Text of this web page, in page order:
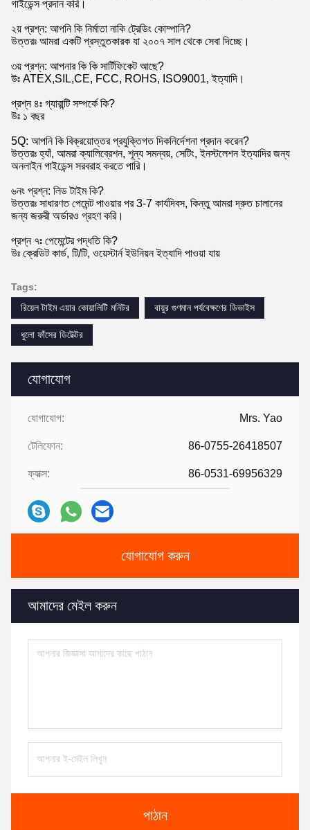
যোগাযোগ
যোগাযোগ: Mrs. Yao
টেলিফোন: 86-0755-26418507
ফ্যাক্স: 86-0531-69956329
যোগাযোগ করুন
আমাদের মেইল ​​করুন
পাঠান
গাইডেন্স প্রদান করি।
২য় প্রশ্ন: আপনি কি নির্মাতা নাকি ট্রেডিং কোম্পানি?
উত্তরঃ আমরা একটি প্রস্তুতকারক যা ২০০৭ সাল থেকে সেবা দিচ্ছে।
৩য় প্রশ্ন: আপনার কি কি সার্টিফিকেট আছে?
উঃ ATEX,SIL,CE, FCC, ROHS, ISO9001, ইত্যাদি।
প্রশ্ন ৪ঃ গ্যারান্টি সম্পর্কে কি?
উঃ ১ বছর
5Q: আপনি কি বিক্রয়োত্তর প্রযুক্তিগত দিকনির্দেশনা প্রদান করেন?
উত্তরঃ হ্যাঁ, আমরা ক্যালিব্রেশন, শূন্য সমন্বয়, সেটিং, ইনস্টলেশন ইত্যাদির জন্য
অনলাইন গাইডেন্স সরবরাহ করতে পারি।
৬নং প্রশ্ন: লিড টাইম কি?
উত্তরঃ সাধারণত পেমেন্ট পাওয়ার পর 3-7 কার্যদিবস, কিন্তু আমরা দ্রুত চালানের
জন্য জরুরী অর্ডারও গ্রহণ করি।
প্রশ্ন ৭ঃ পেমেন্টের পদ্ধতি কি?
উঃ ক্রেডিট কার্ড, টি/টি, ওয়েস্টার্ন ইউনিয়ন ইত্যাদি পাওয়া যায়
Tags:
রিয়েল টাইম এয়ার কোয়ালিটি মনিটর
বায়ুর গুণমান পর্যবেক্ষণের ডিভাইস
ধুলো ফাঁসের ডিটেক্টর